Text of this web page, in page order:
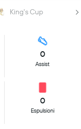
King's Cup
0
Assist
0
Espulsioni